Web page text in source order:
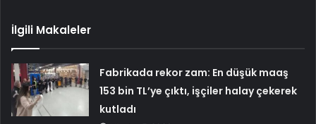
İlgili Makaleler
Fabrikada rekor zam: En düşük maaş
153 bin TL’ye çıktı, işçiler halay çekerek
kutladı